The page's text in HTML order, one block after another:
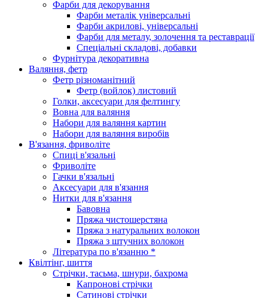
Фарби для декорування
Фарби металік універсальні
Фарби акрилові, універсальні
Фарби для металу, золочення та реставрації
Спеціальні складові, добавки
Фурнітура декоративна
Валяння, фетр
Фетр різноманітний
Фетр (войлок) листовий
Голки, аксесуари для фелтингу
Вовна для валяння
Набори для валяння картин
Набори для валяння виробів
В'язання, фриволіте
Спиці в'язальні
Фриволіте
Гачки в'язальні
Аксесуари для в'язання
Нитки для в'язання
Бавовна
Пряжа чистошерстяна
Пряжа з натуральних волокон
Пряжа з штучних волокон
Література по в'язанню *
Квілтінг, шиття
Стрічки, тасьма, шнури, бахрома
Капронові стрічки
Сатинові стрічки